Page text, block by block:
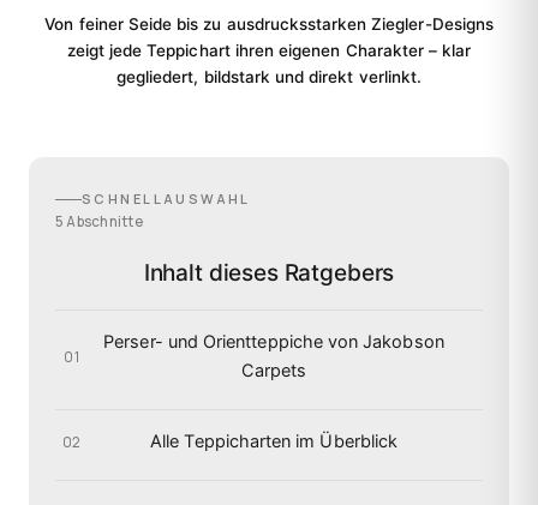
Von feiner Seide bis zu ausdrucksstarken Ziegler-Designs
zeigt jede Teppichart ihren eigenen Charakter – klar
gegliedert, bildstark und direkt verlinkt.
SCHNELLAUSWAHL
5 Abschnitte
Inhalt dieses Ratgebers
01
Perser- und Orientteppiche von Jakobson
Carpets
02 Alle Teppicharten im Überblick